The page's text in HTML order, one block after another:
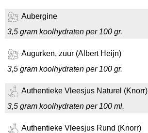
Aubergine
3,5 gram koolhydraten per 100 gr.
Augurken, zuur (Albert Heijn)
3,5 gram koolhydraten per 100 gr.
Authentieke Vleesjus Naturel (Knorr)
3,5 gram koolhydraten per 100 ml.
Authentieke Vleesjus Rund (Knorr)